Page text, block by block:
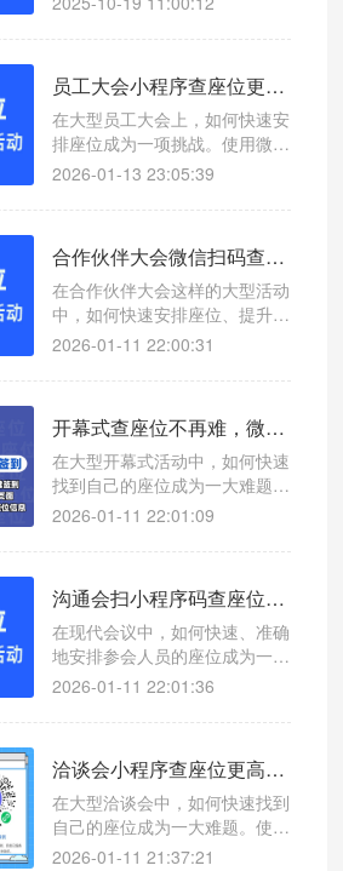
员工大会小程序查座位更高效！微信扫码查座位系统助你轻松管理
在大型员工大会上，如何快速安
排座位成为一项挑战。使用微信
扫码查座位系统，可以实现一键
2026-01-13 23:05:39
合作伙伴大会微信扫码查座位系统助力活动座位管理
在合作伙伴大会这样的大型活动
中，如何快速安排座位、提升参
会体验成为一大挑战。本文介绍
微信扫码查座位系统，帮助您轻
2026-01-11 22:00:31
开幕式查座位不再难，微信扫码签到显示座位系统让流程更高效
在大型开幕式活动中，如何快速
找到自己的座位成为一大难题。
本文介绍一款高效的微信扫码查
松应对座位管理问题。
2026-01-11 22:01:09
沟通会扫小程序码查座位，高效管理让会议更轻松
在现代会议中，如何快速、准确
地安排参会人员的座位成为一项
挑战。使用微信扫码查座位系
效率。
2026-01-11 22:01:36
洽谈会小程序查座位更高效，微信扫码查座位系统助您轻松管理
在大型洽谈会中，如何快速找到
自己的座位成为一大难题。使用
微信扫码查座位系统，让参会者
2026-01-11 21:37:21